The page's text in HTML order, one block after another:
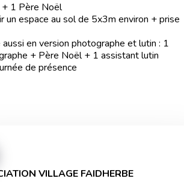
+ 1 Père Noël
un espace au sol de 5x3m environ + prise
aussi en version photographe et lutin : 1
+ Père Noël + 1 assistant lutin
de présence
VILLAGE FAIDHERBE